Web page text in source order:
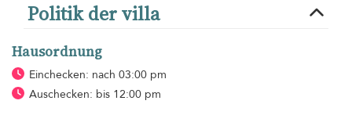
Politik der villa
Hausordnung
Einchecken: nach 03:00 pm
Auschecken: bis 12:00 pm